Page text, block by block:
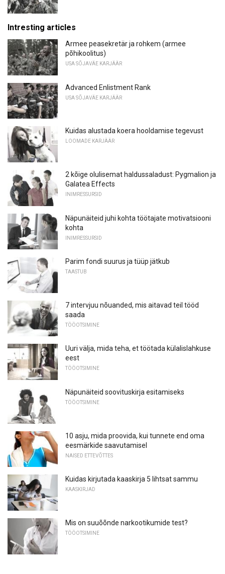
Intresting articles
Armee peasekretär ja rohkem (armee
põhikoolitus)
USA SÕJAVÄE KARJÄÄR
Advanced Enlistment Rank
USA SÕJAVÄE KARJÄÄR
Kuidas alustada koera hooldamise tegevust
LOOMADE KARJÄÄR
2 kõige olulisemat haldussaladust: Pygmalion ja
Galatea Effects
INIMRESSURSID
Näpunäiteid juhi kohta töötajate motivatsiooni
kohta
INIMRESSURSID
Parim fondi suurus ja tüüp jätkub
TAASTUB
7 intervjuu nõuanded, mis aitavad teil tööd
saada
TÖÖOTSIMINE
Uuri välja, mida teha, et töötada külalislahkuse
eest
TÖÖOTSIMINE
Näpunäiteid soovituskirja esitamiseks
TÖÖOTSIMINE
10 asju, mida proovida, kui tunnete end oma
eesmärkide saavutamisel
NAISED ETTEVÕTTES
Kuidas kirjutada kaaskirja 5 lihtsat sammu
KAASKIRJAD
Mis on suuõõnde narkootikumide test?
TÖÖOTSIMINE